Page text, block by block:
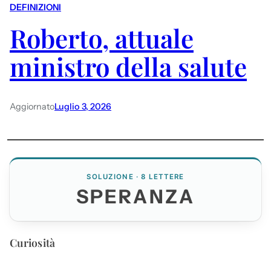
DEFINIZIONI
Roberto, attuale
ministro della salute
AggiornatoLuglio 3, 2026
SOLUZIONE · 8 LETTERE
SPERANZA
Curiosità